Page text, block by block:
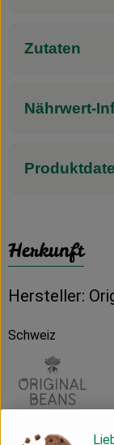
Zutaten
Nährwert-
Herkunft
Hersteller:
Schweiz